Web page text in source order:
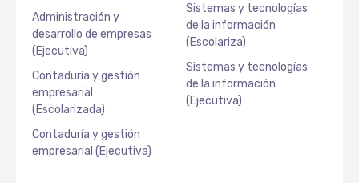
Administración y
desarrollo de empresas
(Ejecutiva)
Contaduría y gestión
empresarial
(Escolarizada)
Contaduría y gestión
empresarial (Ejecutiva)
Sistemas y tecnologías
de la información
(Escolariza)
Sistemas y tecnologías
de la información
(Ejecutiva)